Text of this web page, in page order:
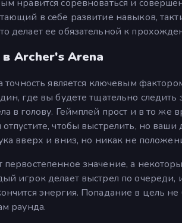
нравится соревноваться и
в себе развитие навыков,
делает ее обязательной к
в Archer's Arena
точность является ключевым
где вы будете тщательно
в голову. Геймплей прост и в то
отпустите, чтобы выстрелить, но
вверх и вниз, но никак не
первостепенное значение, а
игрок делает выстрел по очереди,
энергия. Попадание в цель
раунда.